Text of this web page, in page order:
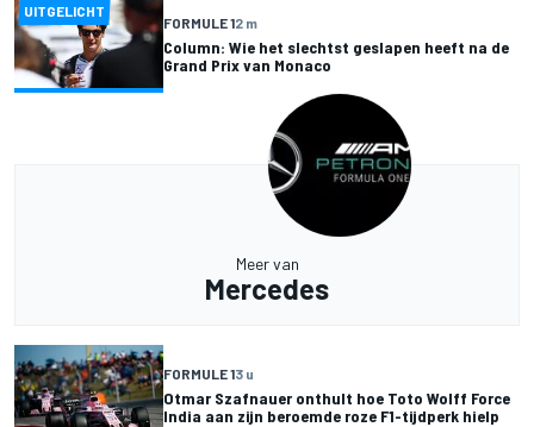
UITGELICHT
FORMULE 12 m
Column: Wie het slechtst geslapen heeft na de
Grand Prix van Monaco
Meer van
Mercedes
FORMULE 13 u
Otmar Szafnauer onthult hoe Toto Wolff Force
India aan zijn beroemde roze F1-tijdperk hielp